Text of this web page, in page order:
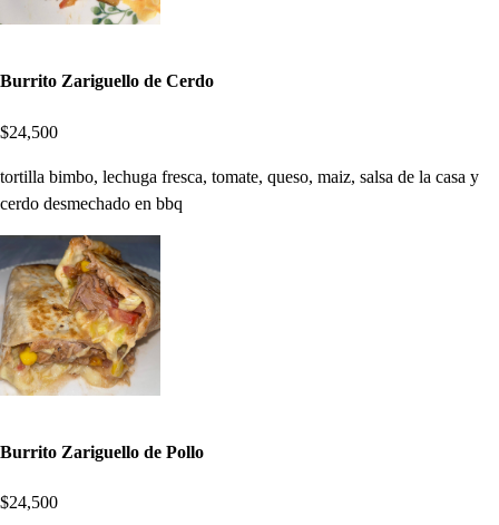
Burrito Zariguello de Cerdo
$24,500
tortilla bimbo, lechuga fresca, tomate, queso, maiz, salsa de la casa y
cerdo desmechado en bbq
Burrito Zariguello de Pollo
$24,500